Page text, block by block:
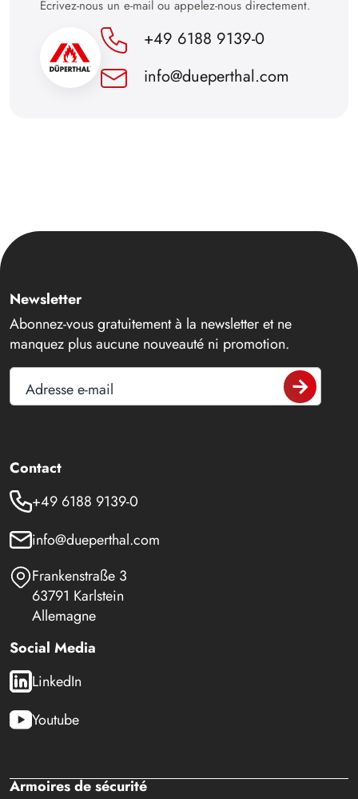
Écrivez-nous un e-mail ou appelez-nous directement.
+49 6188 9139-0
info@dueperthal.com
Newsletter
Abonnez-vous gratuitement à la newsletter et ne
manquez plus aucune nouveauté ni promotion.
Adresse e-mail
Contact
+49 6188 9139-0
info@dueperthal.com
Frankenstraße 3
63791 Karlstein
Allemagne
Social Media
LinkedIn
Youtube
Armoires de sécurité